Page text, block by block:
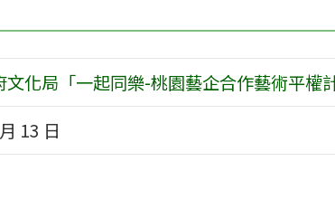
文化局「一起同樂-桃園藝企合作藝術平權
13 日